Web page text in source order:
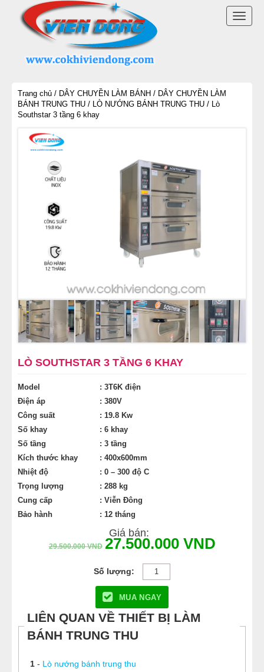
Trang chủ / DÂY CHUYỀN LÀM BÁNH / DÂY CHUYỀN LÀM
BÁNH TRUNG THU / LÒ NƯỚNG BÁNH TRUNG THU / Lò
Southstar 3 tầng 6 khay
LÒ SOUTHSTAR 3 TẦNG 6 KHAY
Model
: 3T6K điện
Điện áp
: 380V
Công suất
: 19.8 Kw
Số khay
: 6 khay
Số tầng
: 3 tầng
Kích thước khay
: 400x600mm
Nhiệt độ
: 0 – 300 độ C
Trọng lượng
: 288 kg
Cung cấp
: Viễn Đông
Bảo hành
: 12 tháng
Giá bán:
29.500.000VND 27.500.000 VND
MUA NGAY
LIÊN QUAN VỀ THIẾT BỊ LÀM
BÁNH TRUNG THU
1- Lò nướng bánh trung thu
DANH MỤC SẢN PHẨM
LÒ BÁNH MÌ ĐIỆN
LÒ NƯỚNG BÁNH MÌ CÔNG NGHIỆP
LÒ NƯỚNG BÁNH MÌ ĐỐI LƯU
LÒ NƯỚNG BÁNH NGỌT
DÂY CHUYỀN LÀM BÁNH
MÁY TRỘN BỘT ĐÁNH TRỨNG
MÁY CHIA BỘT BÁNH MÌ
MÁY SE BỘT LÀM BÁNH
TỦ Ủ BỘT LÀM BÁNH
LINH KIỆN PHỤ KIỆN
MÁY LÀM HÁ CẢO
MÁY LÀM XÍU MẠI
THIẾT BỊ KHÁC